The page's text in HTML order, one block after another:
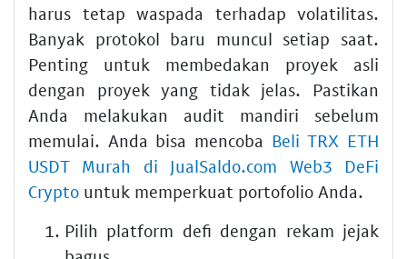
harus tetap waspada terhadap volatilitas.
Banyak protokol baru muncul setiap saat.
Penting untuk membedakan proyek asli
dengan proyek yang tidak jelas. Pastikan
Anda melakukan audit mandiri sebelum
memulai. Anda bisa mencoba Beli TRX ETH
USDT Murah di JualSaldo.com Web3 DeFi
Crypto untuk memperkuat portofolio Anda.
Pilih platform defi dengan rekam jejak